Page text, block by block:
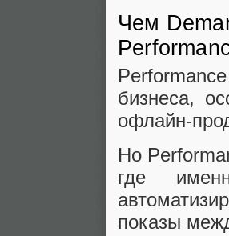
Чем
бизнеса,
офлайн-
Но
где
показы